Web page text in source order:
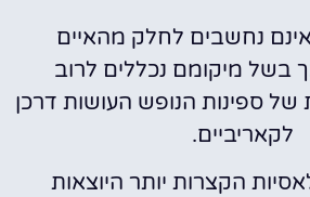
נחשבים לחלק מהאיים
בשל מיקומם נכללים לרוב
של ספינות הנופש העושות דרכן
לקאריביים.
הקצרות יותר היוצאות